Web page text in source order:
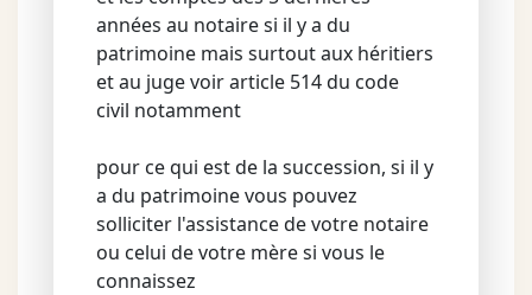
années au notaire si il y a du
patrimoine mais surtout aux héritiers
et au juge voir article 514 du code
civil notamment
pour ce qui est de la succession, si il y
a du patrimoine vous pouvez
solliciter l'assistance de votre notaire
ou celui de votre mère si vous le
connaissez